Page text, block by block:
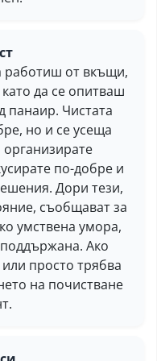
работиш от вкъщи,
да се опитваш
панаир. Чистата
но и се усеща
по-добре и
Дори тези,
съобщават за
умствена умора,
Ако
просто трябва
на почистване